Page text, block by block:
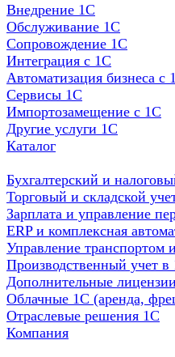
Внедрение 1С
Обслуживание 1С
Сопровождение 1С
Интеграция с 1С
Автоматизация бизнеса с
Сервисы 1С
Импортозамещение с 1С
Другие услуги 1С
Каталог
Бухгалтерский и
Торговый и складской
Зарплата и управление
ERP и комплексная
Управление транспортом
Производственный учет в
Дополнительные
Облачные 1С (аренда,
Отраслевые решения 1С
Компания